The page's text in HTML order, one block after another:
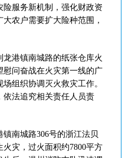
服务新机制，强化财政资
农户需要扩大险种范围，
港镇南城路的纸张仓库火
慰问奋战在火灾第一线的广
组织协调灭火救灾工作。
依法追究相关责任人员责
南城路306号的浙江法贝
灾，过火面积约7800平方